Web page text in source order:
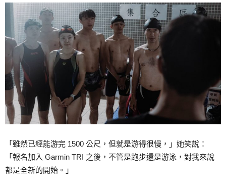
「雖然已經能游完 1500 公尺，但就是游得很慢，」她笑說：
「報名加入 Garmin TRI 之後，不管是跑步還是游泳，對我來說
都是全新的開始。」